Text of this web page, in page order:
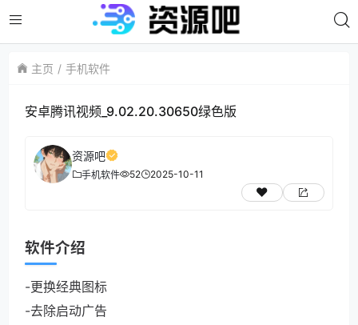
主页 手机软件
安卓腾讯视频_9.02.20.30650绿色版
资源吧
手机软件 52 2025-10-11
软件介绍
-更换经典图标
-去除启动广告